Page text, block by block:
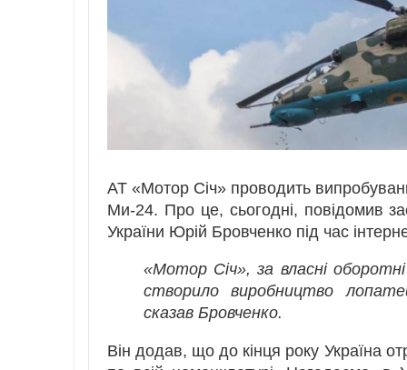
АТ «Мотор Січ» проводить
Ми-24. Про це, сьогодні, повідомив
України Юрій Бровченко під час
«Мотор Січ», за власні
створило виробництво
сказав Бровченко.
Він додав, що до кінця року Україна